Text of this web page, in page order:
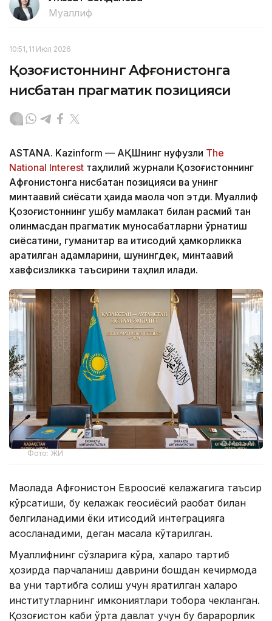
Муаллиф
10:51, 11 Июл 2026
Қозоғистоннинг Афғонистонга
нисбатан прагматик позицияси
ASTANA. Kazinform — АҚШнинг нуфузли The
National Interest таҳлилий журнали Қозоғистоннинг
Афғонистонга нисбатан позицияси ва унинг
минтақавий сиёсати ҳақида мақола чоп этди. Муаллиф
Қозоғистоннинг ушбу мамлакат билан расмий тан
олинмасдан прагматик муносабатларни ўрнатиш
сиёсатини, гуманитар ва иқтисодий ҳамкорликка
қаратилган қадамларини, шунингдек, минтақавий
хавфсизликка таъсирини таҳлил қилади.
Фото: ЖИ
Мақолада Афғонистон Евроосиё келажагига таъсир
кўрсатиши, бу келажак геосиёсий рақобат билан
белгиланадими ёки иқтисодий интеграцияга
асосланадими, деган масала кўтарилган.
Муаллифнинг сўзларига кўра, халқаро тартиб
ҳозирда парчаланиш даврини бошдан кечирмоқда
ва уни тартибга солиш учун яратилган халқаро
институтларнинг имкониятлари тобора чекланган.
Қозоғистон каби ўрта давлат учун бу барқарорлик